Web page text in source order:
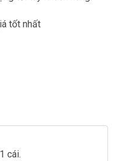
tốt nhất
cái.